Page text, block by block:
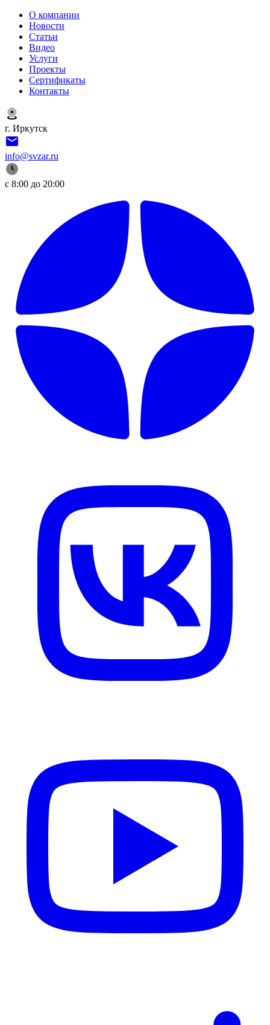
О компании
Новости
Статьи
Видео
Услуги
Проекты
Сертификаты
Контакты
г. Иркутск
info@svzar.ru
с 8:00 до 20:00